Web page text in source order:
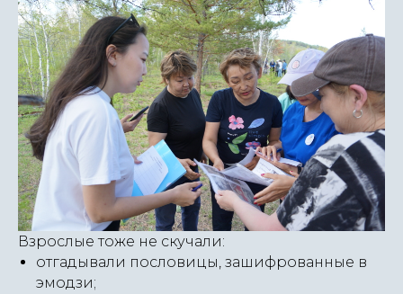
Взрослые тоже не скучали:
отгадывали пословицы, зашифрованные в
эмодзи;